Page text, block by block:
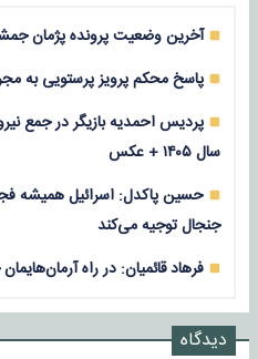
آخرین وضعیت پرونده پژمان
پاسخ محکم پرویز پرستویی به
پردیس احمدیه بازیگر در جمع
سال ۱۴۰۵ + عکس
حسین پاکدل: اسرائیل همیشه
جنجال توجیه می‌کند
فرهاد قائمیان: در راه
دیدگاه